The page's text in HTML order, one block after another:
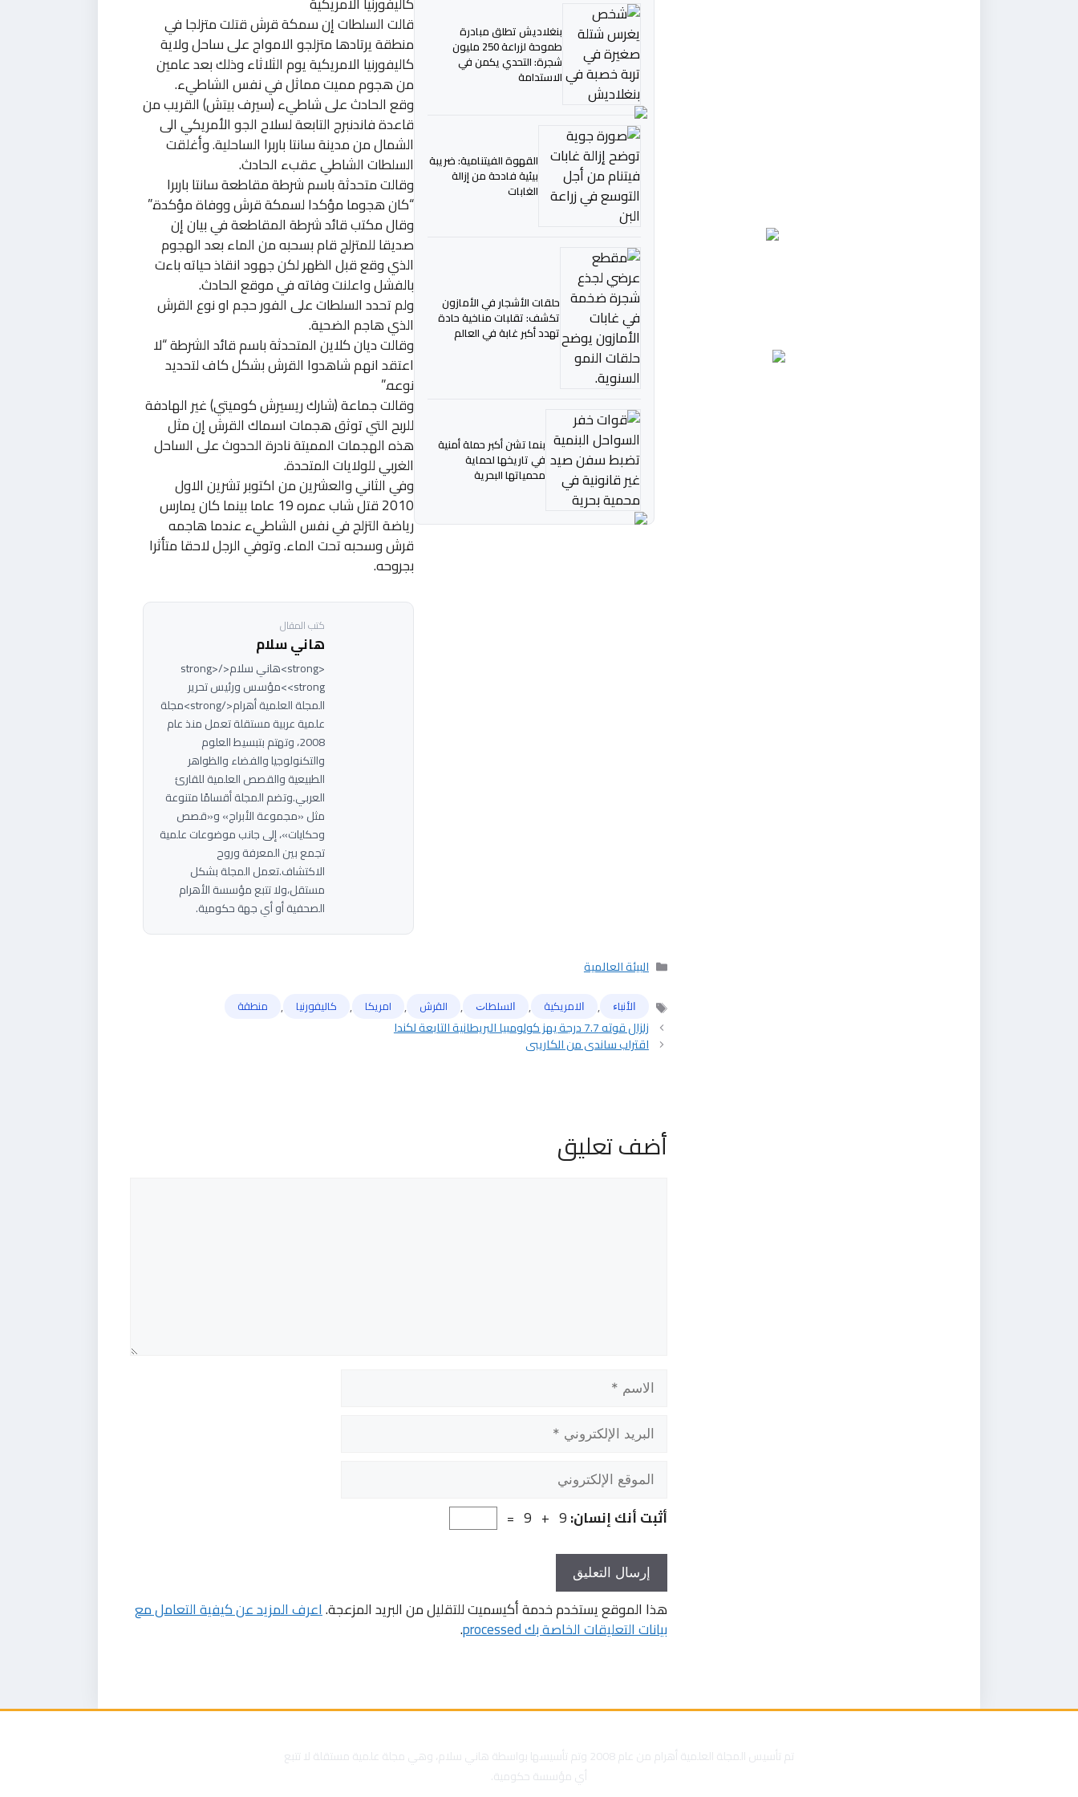
قالت السلطات إن سمكة قرش قتلت متزلجا في
منطقة يرتادها متزلجو الامواج على ساحل ولاية
كاليفورنيا الامريكية يوم الثلاثاء وذلك بعد عامين
من هجوم مميت مماثل في نفس الشاطيء.
وقع الحادث على شاطيء (سيرف بيتش) القريب من
قاعدة فاندنبرج التابعة لسلاح الجو الأمريكي الى
الشمال من مدينة سانتا باربرا الساحلية. وأغلقت
السلطات الشاطي عقبء الحادث.
وقالت متحدثة باسم شرطة مقاطعة سانتا باربرا
“كان هجوما مؤكدا لسمكة قرش ووفاة مؤكدة.”
وقال مكتب قائد شرطة المقاطعة في بيان إن
صديقا للمتزلج قام بسحبه من الماء بعد الهجوم
الذي وقع قبل الظهر لكن جهود انقاذ حياته باءت
بالفشل واعلنت وفاته في موقع الحادث.
ولم تحدد السلطات على الفور حجم او نوع القرش
الذي هاجم الضحية.
وقالت ديان كلاين المتحدثة باسم قائد الشرطة “لا
اعتقد انهم شاهدوا القرش بشكل كاف لتحديد
نوعه.”
وقالت جماعة (شارك ريسيرش كوميتي) غير الهادفة
للربح التي توثق هجمات اسماك القرش إن مثل
هذه الهجمات المميتة نادرة الحدوث على الساحل
الغربي للولايات المتحدة.
وفي الثاني والعشرين من اكتوبر تشرين الاول
2010 قتل شاب عمره 19 عاما بينما كان يمارس
رياضة التزلج في نفس الشاطيء عندما هاجمه
قرش وسحبه تحت الماء. وتوفي الرجل لاحقا متأثرا
بجروحه.
كتب المقال
هاني سلام
<strong>هاني سلام</strong>
<strong>مؤسس ورئيس تحرير
المجلة العلمية أهرام</strong>مجلة
علمية عربية مستقلة تعمل منذ عام
2008، وتهتم بتبسيط العلوم
والتكنولوجيا والفضاء والظواهر
الطبيعية والقصص العلمية للقارئ
العربي.وتضم المجلة أقسامًا متنوعة
مثل «مجموعة الأبراج» و«قصص
وحكايات»، إلى جانب موضوعات علمية
تجمع بين المعرفة وروح
الاكتشاف.تعمل المجلة بشكل
مستقل،ولا تتبع مؤسسة الأهرام
الصحفية أو أي جهة حكومية.
بنغلاديش تطلق مبادرة
طموحة لزراعة 250 مليون
شجرة: التحدي يكمن في
الاستدامة
القهوة الفيتنامية: ضريبة
بيئية فادحة من إزالة
الغابات
حلقات الأشجار في الأمازون
تكشف: تقلبات مناخية حادة
تهدد أكبر غابة في العالم
بنما تشن أكبر حملة أمنية
في تاريخها لحماية
محمياتها البحرية
التصنيفات
البيئة العالمية
الوسومﺍﻷﻧﺒﺎﺀ , ﺍﻻﻣﺮﻳﻜﻴﺔ , ﺍﻟﺴﻠﻄﺎﺕ , القرش , امريكا , كاليفورنيا , منطقة
زلزال قوته 7.7 درجة يهز كولومبيا البريطانية التابعة لكندا
اقتراب ساندي من الكاريبي
أضف تعليق
الاسم
البريد
الإلكتروني
الموقع
الإلكتروني
أثبت أنك إنسان:9 + 9 =
هذا الموقع يستخدم خدمة أكيسميت للتقليل من البريد المزعجة.اعرف المزيد عن كيفية التعامل مع
بيانات التعليقات الخاصة بك processed .
تم تأسيس المجلة العلمية أهرام من عام 2008 وتم تأسيسها بواسطة هاني سلام، وهي مجلة علمية مستقلة لا تتبع
أي مؤسسة حكومية.